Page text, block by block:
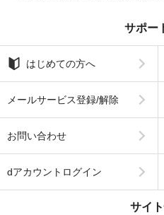
サポー
はじめての方へ
メールサービス登録/解除
お問い合わせ
dアカウントログイン
サイ